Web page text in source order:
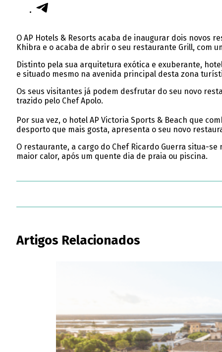
O AP Hotels & Resorts acaba de inaugurar dois novos
Khibra e o acaba de abrir o seu restaurante Grill, com
Distinto pela sua arquitetura exótica e exuberante,
e situado mesmo na avenida principal desta zona
Os seus visitantes já podem desfrutar do seu novo
trazido pelo Chef Apolo.
Por sua vez, o hotel AP Victoria Sports & Beach que
desporto que mais gosta, apresenta o seu novo
O restaurante, a cargo do Chef Ricardo Guerra situa-
maior calor, após um quente dia de praia ou piscina.
Artigos Relacionados